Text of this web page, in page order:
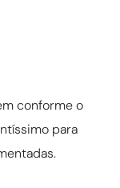
conforme o
para